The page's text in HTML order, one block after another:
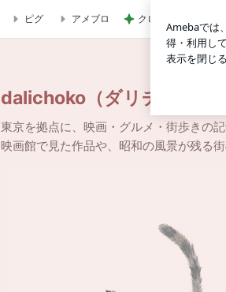
ピグ アメブロ クロ 娘がゲットし
dalichoko（ダリチョコ）
東京を拠点に、映画・グルメ・街歩きの
映画館で見た作品や、昭和の風景が残る